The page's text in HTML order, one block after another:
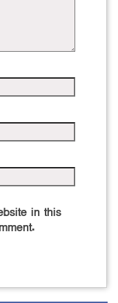
in this